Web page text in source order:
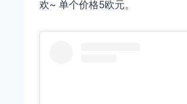
欢~ 单个价格5欧元。